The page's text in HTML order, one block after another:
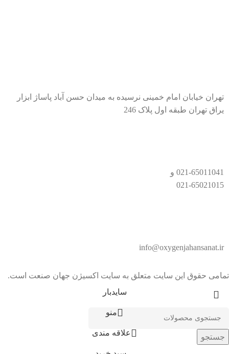
تهران خیابان امام خمینی نرسیده به میدان حسن آباد پاساژ ابزار
یراق تهران طبقه اول پلاک 246
021-65011041 و
021-65021015
info@oxygenjahansanat.ir
تمامی حقوق این سایت متعلق به سایت اکسیژن جهان صنعت است.
جستجو
سایدبار
منو
علاقه مندی